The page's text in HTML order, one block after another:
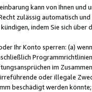
kann von Ihnen und
zulässig automatisch und
indem Sie sich über
Ihr Konto sperren: (a)
im
oder illegale
beschädigt werden